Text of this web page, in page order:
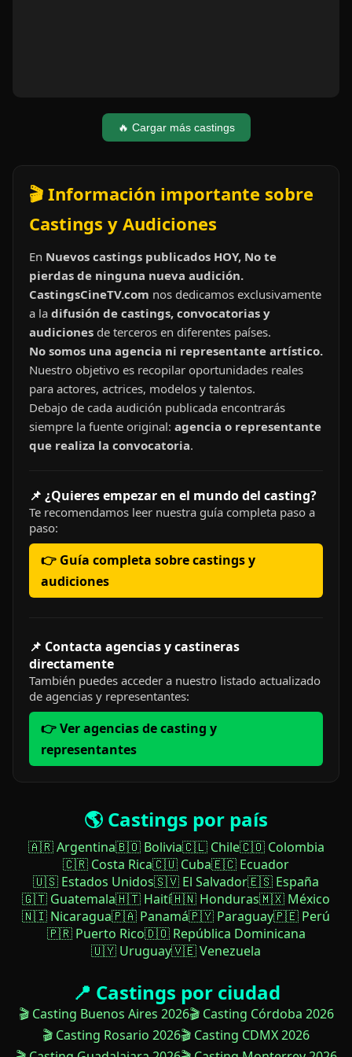
🔥 Cargar más castings
🎬 Información importante sobre
Castings y Audiciones
En Nuevos castings publicados HOY, No te
pierdas de ninguna nueva audición.
CastingsCineTV.com nos dedicamos exclusivamente
a la difusión de castings, convocatorias y
audiciones de terceros en diferentes países.
No somos una agencia ni representante artístico.
Nuestro objetivo es recopilar oportunidades reales
para actores, actrices, modelos y talentos.
Debajo de cada audición publicada encontrarás
siempre la fuente original: agencia o representante
que realiza la convocatoria.
📌 ¿Quieres empezar en el mundo del casting?
Te recomendamos leer nuestra guía completa paso a
paso:
👉 Guía completa sobre castings y
audiciones
📌 Contacta agencias y castineras
directamente
También puedes acceder a nuestro listado actualizado
de agencias y representantes:
👉 Ver agencias de casting y
representantes
🌎 Castings por país
🇦🇷 Argentina🇧🇴 Bolivia🇨🇱 Chile🇨🇴 Colombia
🇨🇷 Costa Rica🇨🇺 Cuba🇪🇨 Ecuador
🇺🇸 Estados Unidos🇸🇻 El Salvador🇪🇸 España
🇬🇹 Guatemala🇭🇹 Haití🇭🇳 Honduras🇲🇽 México
🇳🇮 Nicaragua🇵🇦 Panamá🇵🇾 Paraguay🇵🇪 Perú
🇵🇷 Puerto Rico🇩🇴 República Dominicana
🇺🇾 Uruguay🇻🇪 Venezuela
📍 Castings por ciudad
🎬 Casting Buenos Aires 2026🎬 Casting Córdoba 2026
🎬 Casting Rosario 2026🎬 Casting CDMX 2026